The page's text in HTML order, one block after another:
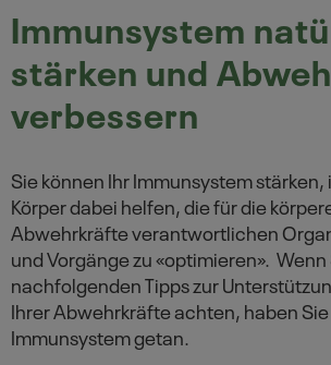
Immunsystem
stärken und
verbessern
Sie können Ihr Immunsystem
Körper dabei helfen, die für die
Abwehrkräfte verantwortlichen
und Vorgänge zu «optimieren». Wenn
nachfolgenden Tipps zur
Ihrer Abwehrkräfte achten, haben
Immunsystem getan.